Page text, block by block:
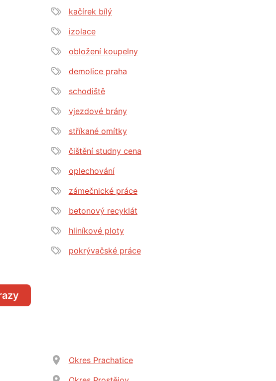
kačírek bílý
izolace
obložení koupelny
demolice praha
schodiště
vjezdové brány
stříkané omítky
čištění studny cena
oplechování
zámečnické práce
betonový recyklát
hliníkové ploty
pokrývačské práce
Okres Prachatice